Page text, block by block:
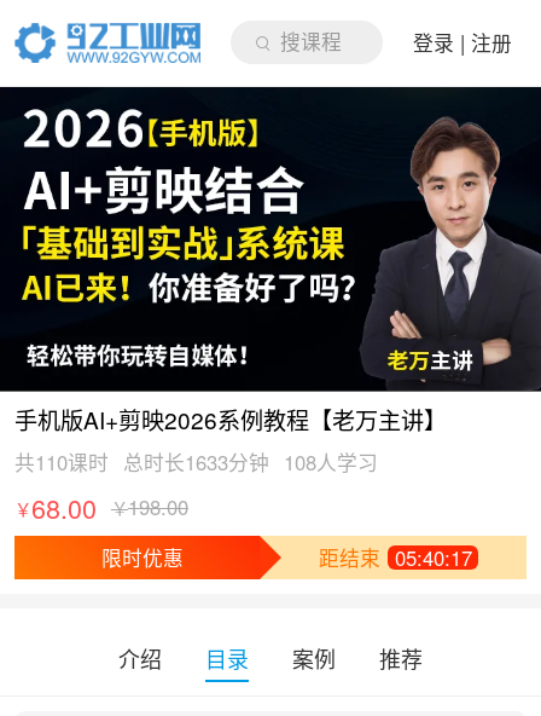
搜课程 登录 | 注册
手机版AI+剪映2026系例教程【老万主讲】
共110课时 总时长1633分钟 108人学习
68.00
198.00
限时优惠
距结束 05:40:17
介绍 目录 案例 推荐